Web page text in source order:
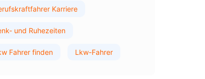
Karriere
und Ruhezeiten
Fahrer finden Lkw-Fahrer